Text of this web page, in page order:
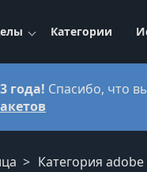
Категории
года! Спасибо, что
Категория